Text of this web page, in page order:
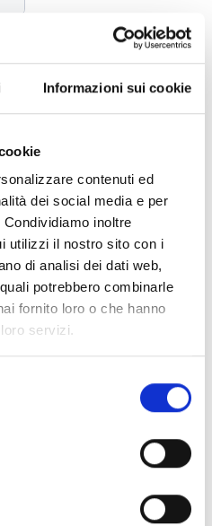
Informazioni sui cookie
contenuti ed
dei social media e per
inoltre
utilizzi il nostro sito con i
di analisi dei dati web,
potrebbero combinarle
fornito loro o che hanno
servizi.
- Materials
testing - Materials(6)
content marked with